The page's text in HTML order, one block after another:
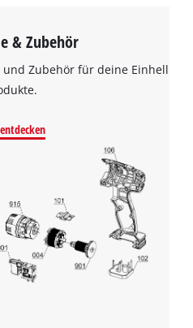
& Zubehör
und Zubehör für deine Einhell